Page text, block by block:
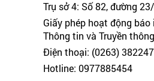
Trụ sở 4: Số 82, đường
Giấy phép hoạt động
Thông tin và Truyền
Điện thoại: (0263)
Hotline: 0977885454